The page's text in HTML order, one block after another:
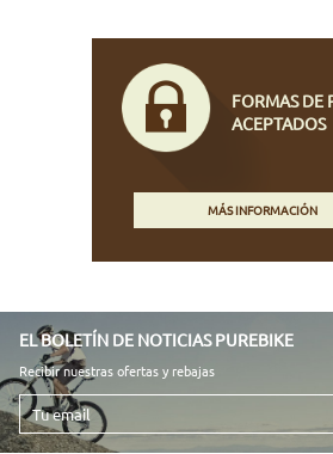
FORMAS DE
ACEPTADOS
MÁS INFORMACIÓN
EL BOLETÍN DE NOTICIAS PUREBIKE
Recibir nuestras ofertas y rebajas
Tu
email